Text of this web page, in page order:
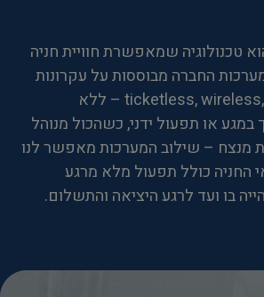
טכנולוגיה שמאפשרת חוויית חניה
החברה מבוססות על עקרונות
של ticketless, wireless, cloud based – ללא
במגע או תפעול ידני, כשהכול מנוהל
מנצח – שילוב המערכות מאפשר לנו
החניה כולל תפעול מלא מרגע
בו ועד לרגע היציאה והתשלום.